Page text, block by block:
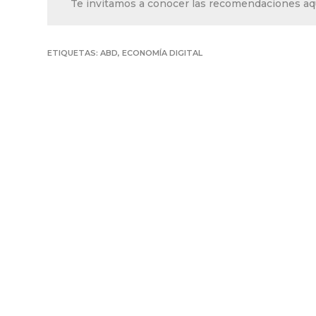
Te invitamos a conocer las recomendaciones
ETIQUETAS:ABD,ECONOMÍA DIGITAL